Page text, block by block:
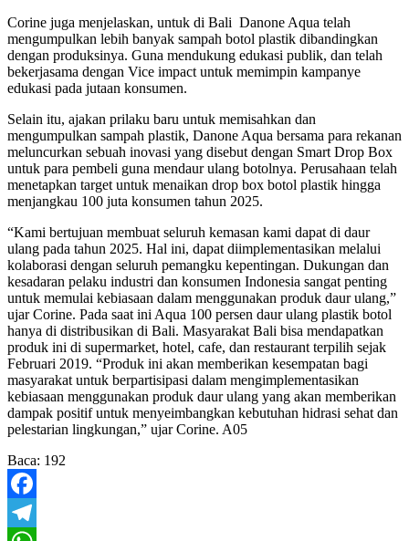
Corine juga menjelaskan, untuk di Bali Danone Aqua telah
mengumpulkan lebih banyak sampah botol plastik dibandingkan
dengan produksinya. Guna mendukung edukasi publik, dan telah
bekerjasama dengan Vice impact untuk memimpin kampanye
edukasi pada jutaan konsumen.
Selain itu, ajakan prilaku baru untuk memisahkan dan
mengumpulkan sampah plastik, Danone Aqua bersama para rekanan
meluncurkan sebuah inovasi yang disebut dengan Smart Drop Box
untuk para pembeli guna mendaur ulang botolnya. Perusahaan telah
menetapkan target untuk menaikan drop box botol plastik hingga
menjangkau 100 juta konsumen tahun 2025.
“Kami bertujuan membuat seluruh kemasan kami dapat di daur
ulang pada tahun 2025. Hal ini, dapat diimplementasikan melalui
kolaborasi dengan seluruh pemangku kepentingan. Dukungan dan
kesadaran pelaku industri dan konsumen Indonesia sangat penting
untuk memulai kebiasaan dalam menggunakan produk daur ulang,”
ujar Corine. Pada saat ini Aqua 100 persen daur ulang plastik botol
hanya di distribusikan di Bali. Masyarakat Bali bisa mendapatkan
produk ini di supermarket, hotel, cafe, dan restaurant terpilih sejak
Februari 2019. “Produk ini akan memberikan kesempatan bagi
masyarakat untuk berpartisipasi dalam mengimplementasikan
kebiasaan menggunakan produk daur ulang yang akan memberikan
dampak positif untuk menyeimbangkan kebutuhan hidrasi sehat dan
pelestarian lingkungan,” ujar Corine. A05
Baca: 192
Facebook